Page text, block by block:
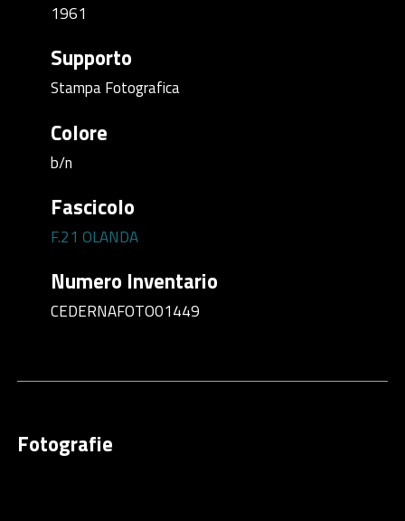
1961
Supporto
Stampa Fotografica
Colore
b/n
Fascicolo
F.21 OLANDA
Numero Inventario
CEDERNAFOTO01449
Fotografie